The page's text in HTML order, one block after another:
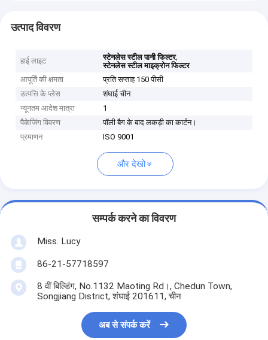
उत्पाद विवरण
हाई लाइट स्टेनलेस स्टील पानी फिल्टर,
स्टेनलेस स्टील माइक्रोन फिल्टर
आपूर्ति की क्षमता
प्रति सप्ताह 150 पीसी
उत्पत्ति के प्लेस
शंघाई चीन
न्यूनतम आदेश मात्रा
1
पैकेजिंग विवरण
पॉली बैग के बाद लकड़ी का कार्टन।
प्रमाणन
ISO 9001
और देखो
सम्पर्क करने का विवरण
Miss. Lucy
86-21-57718597
8 वीं बिल्डिंग, No.1132 Maoting Rd।, Chedun Town,
Songjiang District, शंघाई 201611, चीन
अब से संपर्क करें